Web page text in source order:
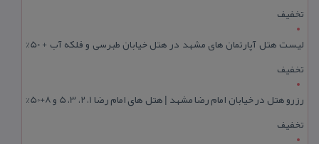
تخفیف
لیست هتل آپارتمان های مشهد در هتل خیابان طبرسی و فلکه آب + 50%
تخفیف
رزرو هتل در خیابان امام رضا مشهد | هتل‌ های امام رضا 1، 2، 3، 5 و 8+50%
تخفیف